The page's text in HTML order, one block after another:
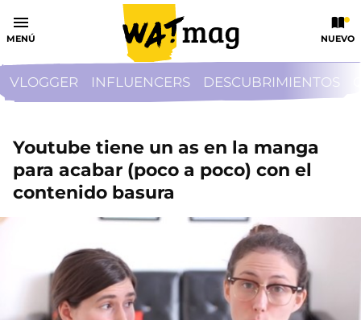
MENÚ NUEVO
VLOGGER INFLUENCERS DESCUBRIMIENTOS
Youtube tiene un as en la manga
para acabar (poco a poco) con el
contenido basura